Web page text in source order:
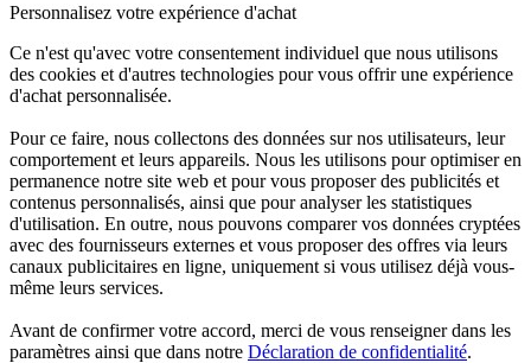
Personnalisez votre expérience d'achat
Ce n'est qu'avec votre consentement individuel que nous utilisons
des cookies et d'autres technologies pour vous offrir une expérience
d'achat personnalisée.
Pour ce faire, nous collectons des données sur nos utilisateurs, leur
comportement et leurs appareils. Nous les utilisons pour optimiser en
permanence notre site web et pour vous proposer des publicités et
contenus personnalisés, ainsi que pour analyser les statistiques
d'utilisation. En outre, nous pouvons comparer vos données cryptées
avec des fournisseurs externes et vous proposer des offres via leurs
canaux publicitaires en ligne, uniquement si vous utilisez déjà vous-
même leurs services.
Avant de confirmer votre accord, merci de vous renseigner dans les
paramètres ainsi que dans notre Déclaration de confidentialité.